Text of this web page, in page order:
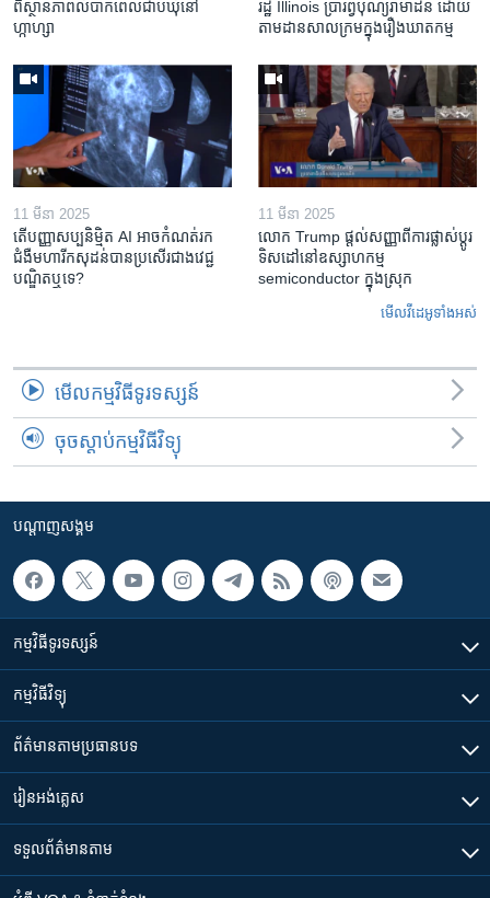
ពី​ស្ថានភាព​​លំបាក​ពេល​ជាប់​ឃុំ​នៅ​
ហ្កាហ្សា
រដ្ឋ Illinois ​ប្រារព្វបុណ្យរ៉ាម៉ាដន ​ដោយ​
តាម​ដាន​​សាលក្រមក្នុងរឿងឃាតកម្ម
11 មីនា 2025
តើ​បញ្ញាសប្បនិម្មិត​ AI អាច​កំណត់​រក​
ជំងឺមហារីក​សុដន់​បាន​ប្រសើរ​ជាង​វេជ្ជ
បណ្ឌិត​ឬ​ទេ?
11 មីនា 2025
លោក Trump ផ្តល់សញ្ញាពីការផ្លាស់ប្តូរ
ទិសដៅនៅឧស្សាហកម្ម
semiconductor ក្នុងស្រុក
មើល​វីដេអូ​ទាំង​អស់
មើល​កម្មវិធី​ទូរទស្សន៍
ចុចស្តាប់កម្មវិធីវិទ្យុ
បណ្តាញ​សង្គម
កម្មវិធី​ទូរទស្សន៍
កម្មវិធី​វិទ្យុ
ព័ត៌មាន​តាមប្រធានបទ​
រៀន​​អង់គ្លេស
ទទួល​ព័ត៌មាន​តាម